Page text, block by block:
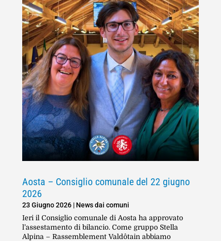
Aosta – Consiglio comunale del 22 giugno
2026
23 Giugno 2026| News dai comuni
Ieri il Consiglio comunale di Aosta ha approvato
l’assestamento di bilancio. Come gruppo Stella
Alpina – Rassemblement Valdôtain abbiamo